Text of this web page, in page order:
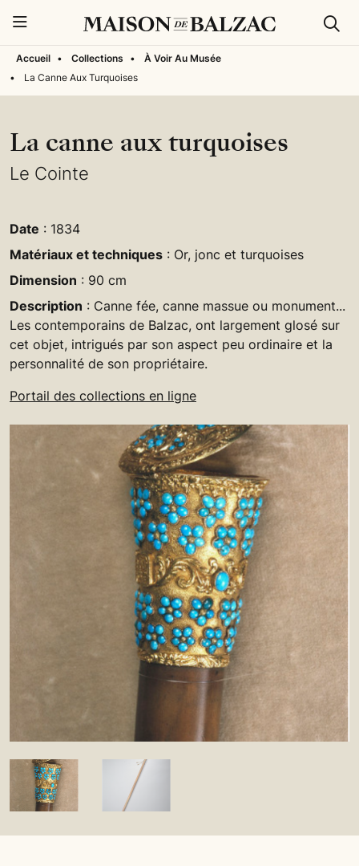
Accueil • Collections •
À Voir Au Musée
•
La Canne Aux Turquoises
La canne aux turquoises
Le Cointe
Date : 1834
Matériaux et techniques : Or, jonc et turquoises
Dimension : 90 cm
Description : Canne fée, canne massue ou monument...
Les contemporains de Balzac, ont largement glosé sur
cet objet, intrigués par son aspect peu ordinaire et la
personnalité de son propriétaire.
Portail des collections en ligne